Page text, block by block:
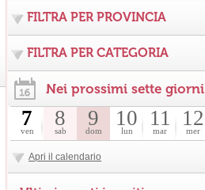
FILTRA PER PROVINCIA
FILTRA PER CATEGORIA
Nei prossimi sette giorni
7
ven
8
sab
9
dom
10
lun
11
mar
12
mer
Apri il calendario